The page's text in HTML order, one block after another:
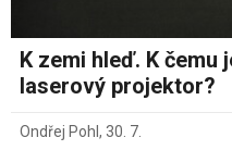
K zemi hleď. K čemu
laserový projektor?
Ondřej Pohl , 30. 7.